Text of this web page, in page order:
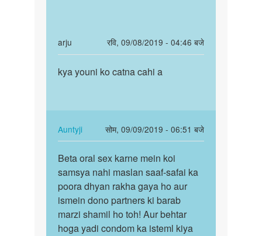
arju
रवि, 09/08/2019 - 04:46 बजे
reply
to
को
चाटना
चाहिये
by
P.K.
kya
catna
cahi
a
kya youni ko catna cahi a
Auntyji
सोम, 09/09/2019 - 06:51 बजे
In
reply
to
kya
youni
ko
catna
cahi
Beta
oral
sex
karne
mein…
Beta oral sex karne mein koi
samsya nahi maslan saaf-safai ka
poora dhyan rakha gaya ho aur
ismein dono partners ki barab
marzi shamil ho toh! Aur behtar
hoga yadi condom ka isteml kiya